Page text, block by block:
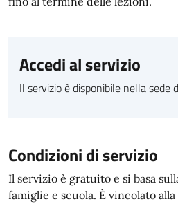
Accedi al servizio
Il servizio è disponibile nella sede
Condizioni di servizio
Il servizio è gratuito e si basa
famiglie e scuola. È vincolato